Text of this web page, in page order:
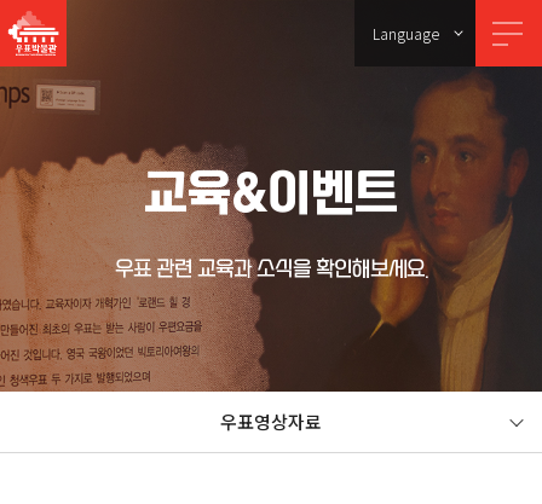
Language
교육&이벤트
우표 관련 교육과 소식을 확인해보세요.
우표영상자료